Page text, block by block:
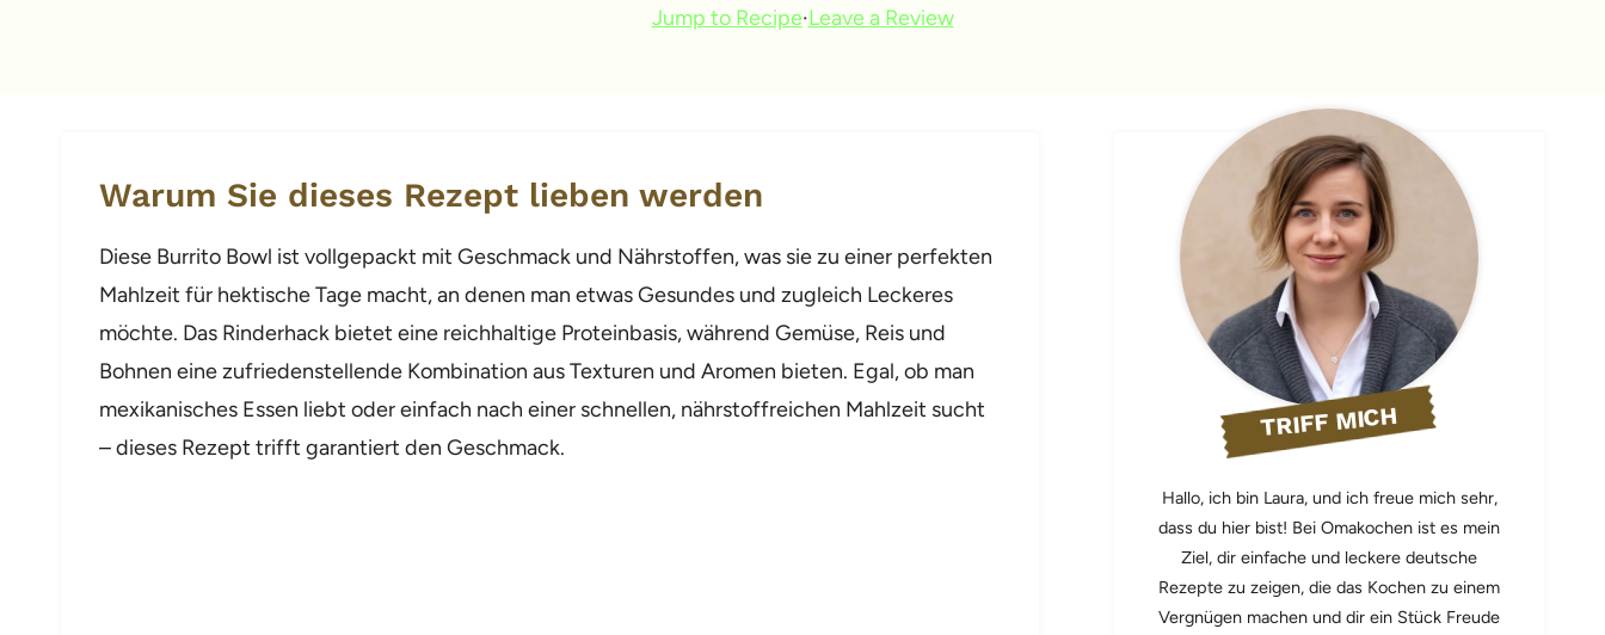
Jump to Recipe·Leave a Review
Warum Sie dieses Rezept lieben werden
Diese Burrito Bowl ist vollgepackt mit Geschmack und Nährstoffen, was sie zu einer perfekten
Mahlzeit für hektische Tage macht, an denen man etwas Gesundes und zugleich Leckeres
möchte. Das Rinderhack bietet eine reichhaltige Proteinbasis, während Gemüse, Reis und
Bohnen eine zufriedenstellende Kombination aus Texturen und Aromen bieten. Egal, ob man
mexikanisches Essen liebt oder einfach nach einer schnellen, nährstoffreichen Mahlzeit sucht
– dieses Rezept trifft garantiert den Geschmack.
TRIFF MICH
Hallo, ich bin Laura, und ich freue mich sehr,
dass du hier bist! Bei Omakochen ist es mein
Ziel, dir einfache und leckere deutsche
Rezepte zu zeigen, die das Kochen zu einem
Vergnügen machen und dir ein Stück Freude